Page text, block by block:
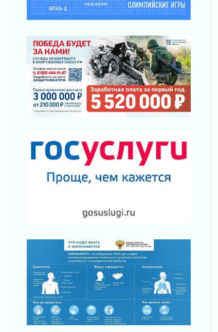
В музей всей семьёй
01 августа 2026
01 августа 2026
Не женское это дело...уверены?
01 августа 2026
Все силы в кулак
01 августа 2026
Айда на пляж!
01 августа 2026
Пик топливного кризиса в регионе прошёл
31 июля 2026
О мужестве, долге и стойкости
31 июля 2026
Маршрутами будущего — к заветной цели
«Корвет» на страже
Правила для жизни
31 июля 2026
С рабочим визитом
31 июля 2026
В Шлиссельбурге прошла акция «Белый
кораблик Памяти»